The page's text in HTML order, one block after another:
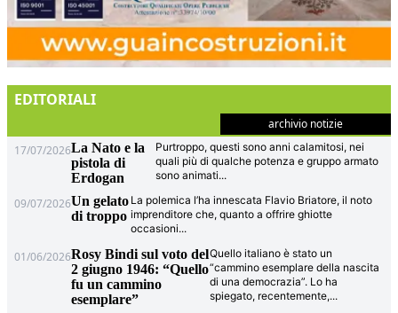
EDITORIALI
archivio notizie
17/07/2026La Nato e la
pistola di
Erdogan
Purtroppo, questi sono anni calamitosi, nei
quali più di qualche potenza e gruppo armato
sono animati...
09/07/2026Un gelato
di troppo
La polemica l’ha innescata Flavio Briatore, il noto
imprenditore che, quanto a offrire ghiotte
occasioni...
01/06/2026Rosy Bindi sul voto del
2 giugno 1946: “Quello
fu un cammino
esemplare”
Quello italiano è stato un
“cammino esemplare della nascita
di una democrazia”. Lo ha
spiegato, recentemente,...